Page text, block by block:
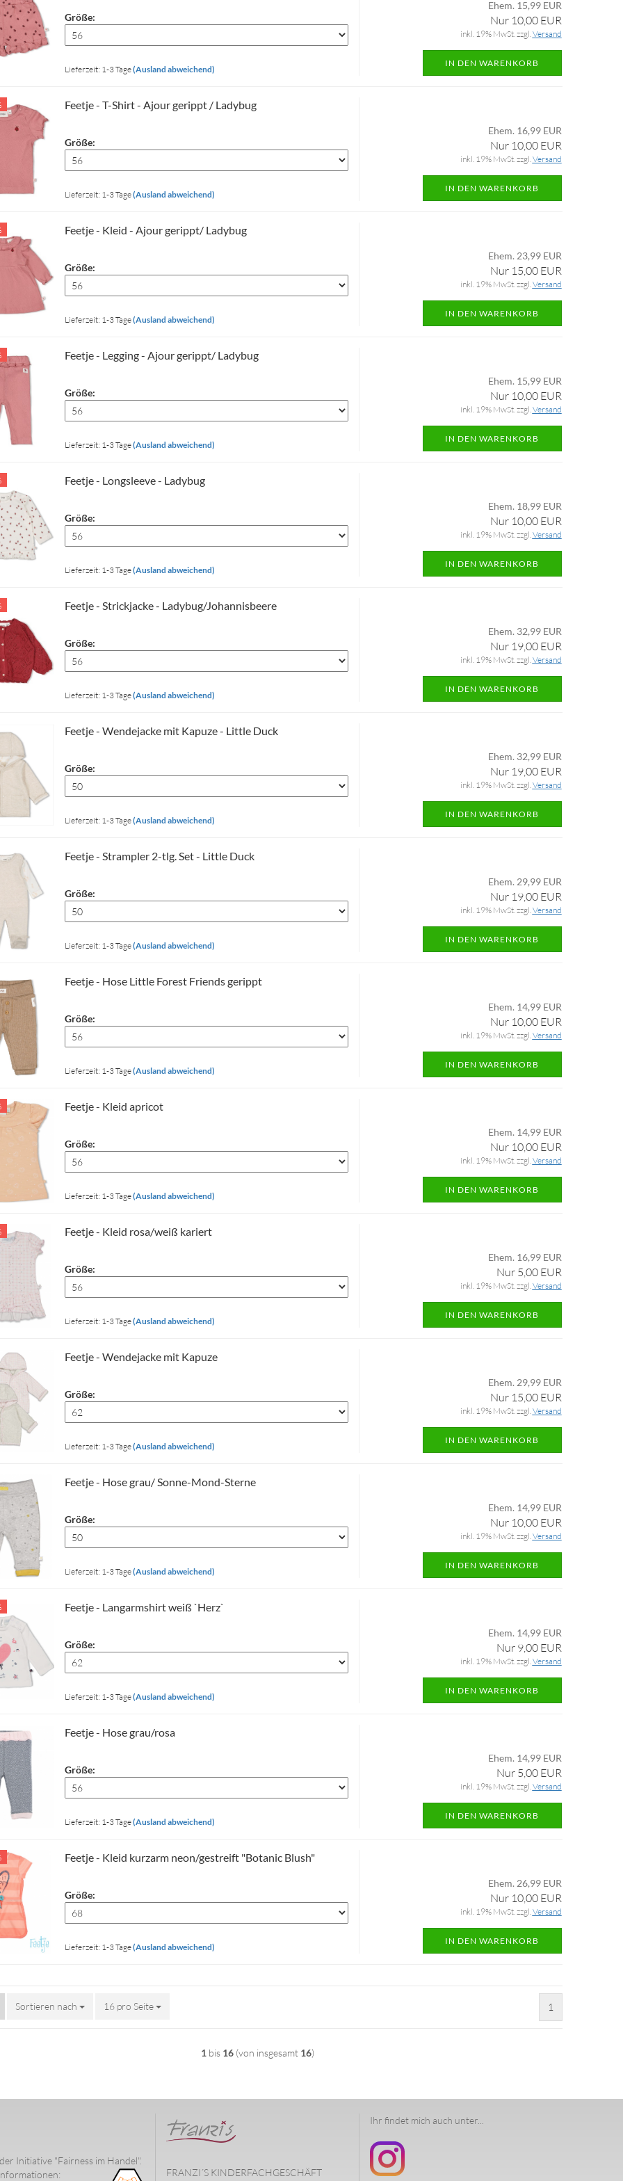
Größe:
Lieferzeit: 1-3 Tage(Ausland abweichend)
Ehem. 15,99 EUR
Nur 10,00 EUR
inkl. 19% MwSt. zzgl.Versand
IN DEN WARENKORB
Feetje - T-Shirt - Ajour gerippt / Ladybug
Größe:
Lieferzeit: 1-3 Tage(Ausland abweichend)
Ehem. 16,99 EUR
Nur 10,00 EUR
inkl. 19% MwSt. zzgl.Versand
IN DEN WARENKORB
Feetje - Kleid - Ajour gerippt/ Ladybug
Größe:
Lieferzeit: 1-3 Tage(Ausland abweichend)
Ehem. 23,99 EUR
Nur 15,00 EUR
inkl. 19% MwSt. zzgl.Versand
IN DEN WARENKORB
Feetje - Legging - Ajour gerippt/ Ladybug
Größe:
Lieferzeit: 1-3 Tage(Ausland abweichend)
Ehem. 15,99 EUR
Nur 10,00 EUR
inkl. 19% MwSt. zzgl.Versand
IN DEN WARENKORB
Feetje - Longsleeve - Ladybug
Größe:
Lieferzeit: 1-3 Tage(Ausland abweichend)
Ehem. 18,99 EUR
Nur 10,00 EUR
inkl. 19% MwSt. zzgl.Versand
IN DEN WARENKORB
Feetje - Strickjacke - Ladybug/Johannisbeere
Größe:
Lieferzeit: 1-3 Tage(Ausland abweichend)
Ehem. 32,99 EUR
Nur 19,00 EUR
inkl. 19% MwSt. zzgl.Versand
IN DEN WARENKORB
Feetje - Wendejacke mit Kapuze - Little Duck
Größe:
Lieferzeit: 1-3 Tage(Ausland abweichend)
Ehem. 32,99 EUR
Nur 19,00 EUR
inkl. 19% MwSt. zzgl.Versand
IN DEN WARENKORB
Feetje - Strampler 2-tlg. Set - Little Duck
Größe:
Lieferzeit: 1-3 Tage(Ausland abweichend)
Ehem. 29,99 EUR
Nur 19,00 EUR
inkl. 19% MwSt. zzgl.Versand
IN DEN WARENKORB
Feetje - Hose Little Forest Friends gerippt
Größe:
Lieferzeit: 1-3 Tage(Ausland abweichend)
Ehem. 14,99 EUR
Nur 10,00 EUR
inkl. 19% MwSt. zzgl.Versand
IN DEN WARENKORB
Feetje - Kleid apricot
Größe:
Lieferzeit: 1-3 Tage(Ausland abweichend)
Ehem. 14,99 EUR
Nur 10,00 EUR
inkl. 19% MwSt. zzgl.Versand
IN DEN WARENKORB
Feetje - Kleid rosa/weiß kariert
Größe:
Lieferzeit: 1-3 Tage(Ausland abweichend)
Ehem. 16,99 EUR
Nur 5,00 EUR
inkl. 19% MwSt. zzgl.Versand
IN DEN WARENKORB
Feetje - Wendejacke mit Kapuze
Größe:
Lieferzeit: 1-3 Tage(Ausland abweichend)
Ehem. 29,99 EUR
Nur 15,00 EUR
inkl. 19% MwSt. zzgl.Versand
IN DEN WARENKORB
Feetje - Hose grau/ Sonne-Mond-Sterne
Größe:
Lieferzeit: 1-3 Tage(Ausland abweichend)
Ehem. 14,99 EUR
Nur 10,00 EUR
inkl. 19% MwSt. zzgl.Versand
IN DEN WARENKORB
Feetje - Langarmshirt weiß `Herz`
Größe:
Lieferzeit: 1-3 Tage(Ausland abweichend)
Ehem. 14,99 EUR
Nur 9,00 EUR
inkl. 19% MwSt. zzgl.Versand
IN DEN WARENKORB
Feetje - Hose grau/rosa
Größe:
Lieferzeit: 1-3 Tage(Ausland abweichend)
Ehem. 14,99 EUR
Nur 5,00 EUR
inkl. 19% MwSt. zzgl.Versand
IN DEN WARENKORB
Feetje - Kleid kurzarm neon/gestreift "Botanic Blush"
Größe:
Lieferzeit: 1-3 Tage(Ausland abweichend)
Ehem. 26,99 EUR
Nur 10,00 EUR
inkl. 19% MwSt. zzgl.Versand
IN DEN WARENKORB
Sortieren nach
Sortieren nach 16 pro Seite
pro Seite 1
1 bis 16(von insgesamt 16)
Initiative "Fairness im Handel".
FRANZI´S KINDERFACHGESCHÄFT
Ihr findet mich auch unter...